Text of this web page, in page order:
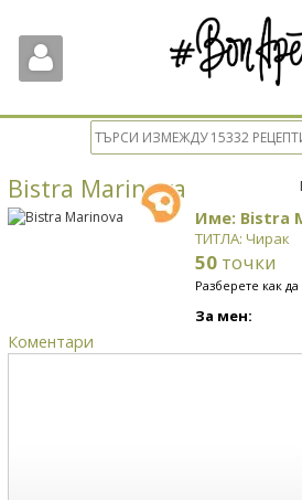
Bistra Marinova
Име: Bistra
ТИТЛА: Чирак
50 точки
Разберете как
За мен:
Коментари